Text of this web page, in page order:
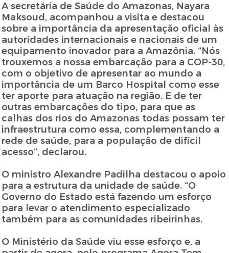
A secretária de Saúde do Amazonas, Nayara
Maksoud, acompanhou a visita e destacou
sobre a importância da apresentação oficial às
autoridades internacionais e nacionais de um
equipamento inovador para a Amazônia. “Nós
trouxemos a nossa embarcação para a COP-30,
com o objetivo de apresentar ao mundo a
importância de um Barco Hospital como esse
ter aporte para atuação na região. E de ter
outras embarcações do tipo, para que as
calhas dos rios do Amazonas todas possam ter
infraestrutura como essa, complementando a
rede de saúde, para a população de difícil
acesso”, declarou.
O ministro Alexandre Padilha destacou o apoio
para a estrutura da unidade de saúde. “O
Governo do Estado está fazendo um esforço
para levar o atendimento especializado
também para as comunidades ribeirinhas.
O Ministério da Saúde viu esse esforço e, a